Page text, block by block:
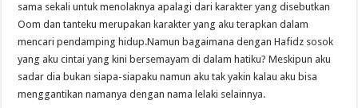
sama sekali untuk menolaknya apalagi dari karakter yang disebutkan
Oom dan tanteku merupakan karakter yang aku terapkan dalam
mencari pendamping hidup.Namun bagaimana dengan Hafidz sosok
yang aku cintai yang kini bersemayam di dalam hatiku? Meskipun aku
sadar dia bukan siapa-siapaku namun aku tak yakin kalau aku bisa
menggantikan namanya dengan nama lelaki selainnya.